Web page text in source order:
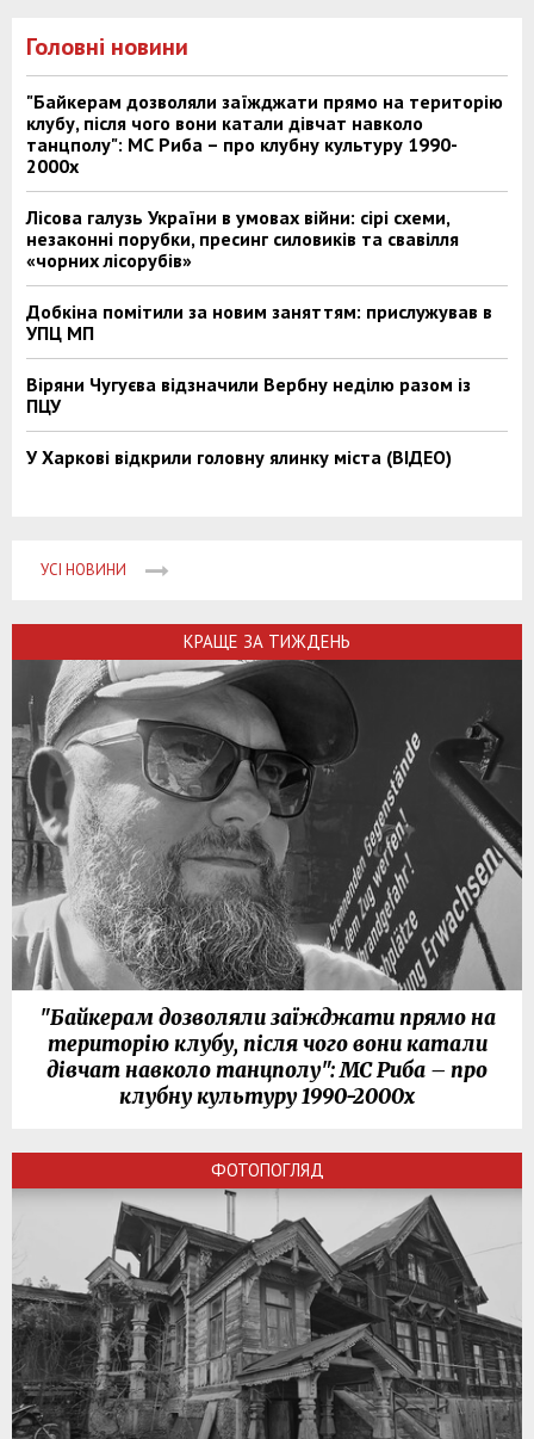
Головні новини
"Байкерам дозволяли заїжджати прямо на територію
клубу, після чого вони катали дівчат навколо
танцполу": МС Риба – про клубну культуру 1990-
2000х
Лісова галузь України в умовах війни: сірі схеми,
незаконні порубки, пресинг силовиків та свавілля
«чорних лісорубів»
Добкіна помітили за новим заняттям: прислужував в
УПЦ МП
Віряни Чугуєва відзначили Вербну неділю разом із
ПЦУ
У Харкові відкрили головну ялинку міста (ВІДЕО)
УСІ НОВИНИ
КРАЩЕ ЗА ТИЖДЕНЬ
"Байкерам дозволяли заїжджати прямо на
територію клубу, після чого вони катали
дівчат навколо танцполу": МС Риба – про
клубну культуру 1990-2000х
ФОТОПОГЛЯД